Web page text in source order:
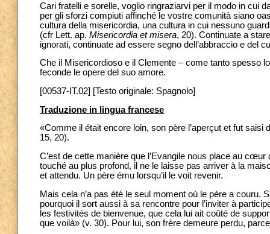
Cari fratelli e sorelle, voglio ringraziarvi per il modo in cui
per gli sforzi compiuti affinché le vostre comunità siano
cultura della misericordia, una cultura in cui nessuno
(cfr Lett. ap. Misericordia et misera, 20). Continuate a
ignorati, continuate ad essere segno dell’abbraccio e del
Che il Misericordioso e il Clemente – come tanto spesso
feconde le opere del suo amore.
[00537-IT.02] [Testo originale: Spagnolo]
Traduzione in lingua francese
«Comme il était encore loin, son père l’aperçut et fut
15, 20).
C’est de cette manière que l’Evangile nous place au
touché au plus profond, il ne le laisse pas arriver à la
et attendu. Un père ému lorsqu’il le voit revenir.
Mais cela n’a pas été le seul moment où le père a couru.
pourquoi il sort aussi à sa rencontre pour l’inviter à
les festivités de bienvenue, que cela lui ait coûté de
que voilà» (v. 30). Pour lui, son frère demeure perdu,